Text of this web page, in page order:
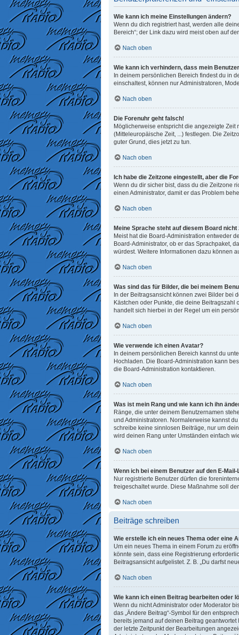
Wie kann ich meine Einstellungen ändern?
Wenn du dich registriert hast, werden alle
Bereich“; der Link dazu wird meist oben auf
Nach oben
Wie kann ich verhindern, dass mein
In deinem persönlichen Bereich findest du in
einschaltest, können nur Administratoren,
Nach oben
Die Forenuhr geht falsch!
Möglicherweise entspricht die angezeigte Zeit
(Mitteleuropäische Zeit, ...) festlegen. Die
guter Grund, dies jetzt zu tun.
Nach oben
Ich habe die Zeitzone eingestellt, aber die
Wenn du dir sicher bist, dass du die Zeitzone
einen Administrator, damit er das Problem
Nach oben
Meine Sprache steht auf diesem Board nicht
Meist hat die Board-Administration entweder
Board-Administrator, ob er das Sprachpaket,
würdest. Weitere Informationen dazu können
Nach oben
Was sind das für Bilder, die bei meinem
In der Beitragsansicht können zwei Bilder bei
Kästchen oder Punkte, die deine Beitragszahl
handelt sich hierbei in der Regel um ein
Nach oben
Wie verwende ich einen Avatar?
In deinem persönlichen Bereich kannst du
Hochladen. Die Board-Administration kann
die Board-Administration kontaktieren.
Nach oben
Was ist mein Rang und wie kann ich ihn
Ränge, die unter deinem Benutzernamen
und Administratoren. Normalerweise kannst
schreibe keine sinnlosen Beiträge, nur um
wird deinen Rang unter Umständen einfach
Nach oben
Wenn ich bei einem Benutzer auf den E-
Nur registrierte Benutzer dürfen die
freigeschaltet wurde. Diese Maßnahme soll
Nach oben
Beiträge schreiben
Wie erstelle ich ein neues Thema oder eine
Um ein neues Thema in einem Forum zu
könnte sein, dass eine Registrierung
Beitragsansicht aufgelistet. Z. B. „Du darfst
Nach oben
Wie kann ich einen Beitrag bearbeiten oder
Wenn du nicht Administrator oder Moderator
das „Ändere Beitrag“-Symbol für den
bereits jemand auf deinen Beitrag
der letzte Zeitpunkt der Bearbeitungen